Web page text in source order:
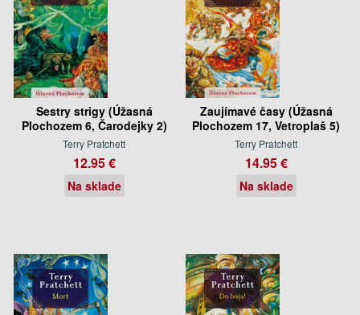
Sestry strigy (Úžasná
Plochozem 6, Čarodejky 2)
Terry Pratchett
12.95 €
Na sklade
Zaujímavé časy (Úžasná
Plochozem 17, Vetroplaš 5)
Terry Pratchett
14.95 €
Na sklade